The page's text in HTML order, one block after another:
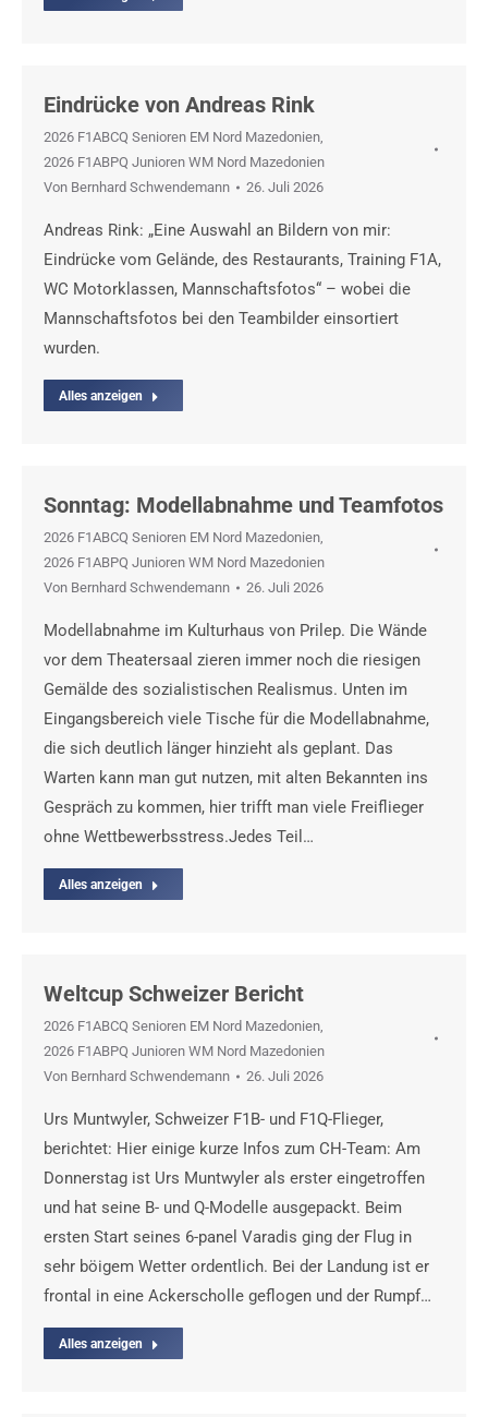
Eindrücke von Andreas Rink
2026 F1ABCQ Senioren EM Nord Mazedonien,
2026 F1ABPQ Junioren WM Nord Mazedonien
Von Bernhard Schwendemann 26. Juli 2026
Andreas Rink: „Eine Auswahl an Bildern von mir:
Eindrücke vom Gelände, des Restaurants, Training F1A,
WC Motorklassen, Mannschaftsfotos“ – wobei die
Mannschaftsfotos bei den Teambilder einsortiert
wurden.
Alles anzeigen
Sonntag: Modellabnahme und Teamfotos
2026 F1ABCQ Senioren EM Nord Mazedonien,
2026 F1ABPQ Junioren WM Nord Mazedonien
Von Bernhard Schwendemann 26. Juli 2026
Modellabnahme im Kulturhaus von Prilep. Die Wände
vor dem Theatersaal zieren immer noch die riesigen
Gemälde des sozialistischen Realismus. Unten im
Eingangsbereich viele Tische für die Modellabnahme,
die sich deutlich länger hinzieht als geplant. Das
Warten kann man gut nutzen, mit alten Bekannten ins
Gespräch zu kommen, hier trifft man viele Freiflieger
ohne Wettbewerbsstress.Jedes Teil…
Alles anzeigen
Weltcup Schweizer Bericht
2026 F1ABCQ Senioren EM Nord Mazedonien,
2026 F1ABPQ Junioren WM Nord Mazedonien
Von Bernhard Schwendemann 26. Juli 2026
Urs Muntwyler, Schweizer F1B- und F1Q-Flieger,
berichtet: Hier einige kurze Infos zum CH-Team: Am
Donnerstag ist Urs Muntwyler als erster eingetroffen
und hat seine B- und Q-Modelle ausgepackt. Beim
ersten Start seines 6-panel Varadis ging der Flug in
sehr böigem Wetter ordentlich. Bei der Landung ist er
frontal in eine Ackerscholle geflogen und der Rumpf…
Alles anzeigen